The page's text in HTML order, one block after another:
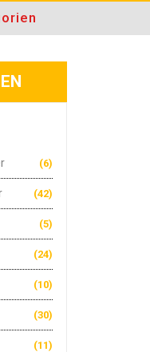
(6)
(42)
(5)
(24)
(10)
(30)
(11)